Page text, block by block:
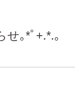
せ｡*ﾟ+.*.｡